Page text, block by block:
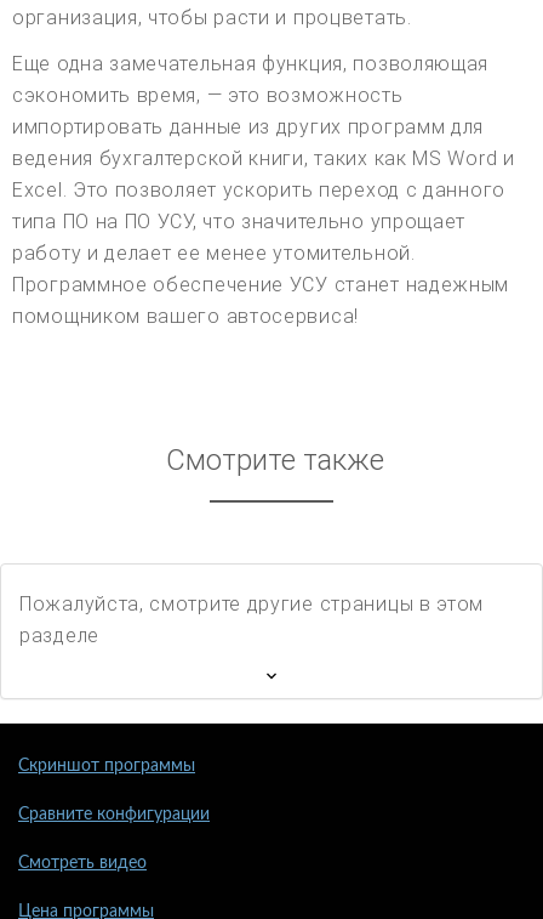
организация, чтобы расти и процветать.
Еще одна замечательная функция, позволяющая
сэкономить время, — это возможность
импортировать данные из других программ для
ведения бухгалтерской книги, таких как MS Word и
Excel. Это позволяет ускорить переход с данного
типа ПО на ПО УСУ, что значительно упрощает
работу и делает ее менее утомительной.
Программное обеспечение УСУ станет надежным
помощником вашего автосервиса!
Смотрите также
Пожалуйста, смотрите другие страницы в этом
разделе
Скриншот программы
Сравните конфигурации
Смотреть видео
Цена программы